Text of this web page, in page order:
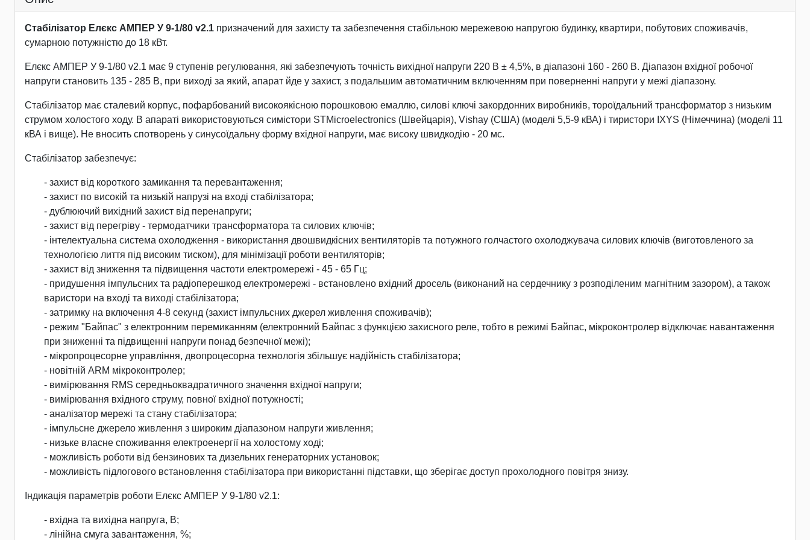
Стабілізатор Елєкс АМПЕР У 9-1/80 v2.1 призначений для захисту та забезпечення стабільною мережевою напругою будинку, квартири, побутових споживачів,
сумарною потужністю до 18 кВт.
Елєкс АМПЕР У 9-1/80 v2.1 має 9 ступенів регулювання, які забезпечують точність вихідної напруги 220 В ± 4,5%, в діапазоні 160 - 260 В. Діапазон вхідної робочої
напруги становить 135 - 285 В, при виході за який, апарат йде у захист, з подальшим автоматичним включенням при поверненні напруги у межі діапазону.
Стабілізатор має сталевий корпус, пофарбований високоякісною порошковою емаллю, силові ключі закордонних виробників, тороїдальний трансформатор з низьким
струмом холостого ходу. В апараті використовуються симістори STMicroelectronics (Швейцарія), Vishay (США) (моделі 5,5-9 кВА) і тиристори IXYS (Німеччина) (моделі 11
кВА і вище). Не вносить спотворень у синусоїдальну форму вхідної напруги, має високу швидкодію - 20 мс.
Стабілізатор забезпечує:
- захист від короткого замикання та перевантаження;
- захист по високій та низькій напрузі на вході стабілізатора;
- дублюючий вихідний захист від перенапруги;
- захист від перегріву - термодатчики трансформатора та силових ключів;
- інтелектуальна система охолодження - використання двошвидкісних вентиляторів та потужного голчастого охолоджувача силових ключів (виготовленого за
технологією лиття під високим тиском), для мінімізації роботи вентиляторів;
- захист від зниження та підвищення частоти електромережі - 45 - 65 Гц;
- придушення імпульсних та радіоперешкод електромережі - встановлено вхідний дросель (виконаний на сердечнику з розподіленим магнітним зазором), а також
варистори на вході та виході стабілізатора;
- затримку на включення 4-8 секунд (захист імпульсних джерел живлення споживачів);
- режим "Байпас" з електронним перемиканням (електронний Байпас з функцією захисного реле, тобто в режимі Байпас, мікроконтролер відключає навантаження
при зниженні та підвищенні напруги понад безпечної межі);
- мікропроцесорне управління, двопроцесорна технологія збільшує надійність стабілізатора;
- новітній ARM мікроконтролер;
- вимірювання RMS середньоквадратичного значення вхідної напруги;
- вимірювання вхідного струму, повної вхідної потужності;
- аналізатор мережі та стану стабілізатора;
- імпульсне джерело живлення з широким діапазоном напруги живлення;
- низьке власне споживання електроенергії на холостому ході;
- можливість роботи від бензинових та дизельних генераторних установок;
- можливість підлогового встановлення стабілізатора при використанні підставки, що зберігає доступ прохолодного повітря знизу.
Індикація параметрів роботи Елєкс АМПЕР У 9-1/80 v2.1:
- вхідна та вихідна напруга, В;
- лінійна смуга завантаження, %;